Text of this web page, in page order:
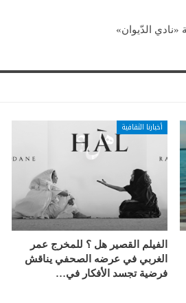
«نادي الدّيوان»
أخبارنا الثقافية
الفيلم القصير هل ؟ للمخرج عمر
الغربي في عرضه الصحفي يناقش
فرضية تجسد الأفكار في…